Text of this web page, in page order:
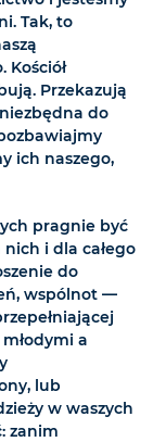
Tak, to
Przekazują
do
ich naszego,
pragnie być
i dla całego
do
wspólnot —
a
lub
w waszych
zanim